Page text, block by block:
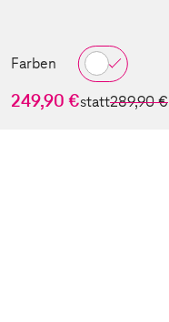
Farben
249,90 €statt289,90 €